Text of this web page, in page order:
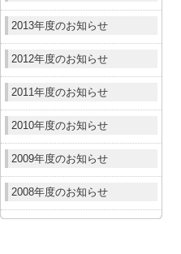
2013年度のお知らせ
2012年度のお知らせ
2011年度のお知らせ
2010年度のお知らせ
2009年度のお知らせ
2008年度のお知らせ